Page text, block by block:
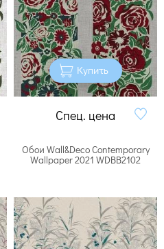
Купить
Спец. цена
Обои Wall&Deco Contemporary
Wallpaper 2021 WDBB2102